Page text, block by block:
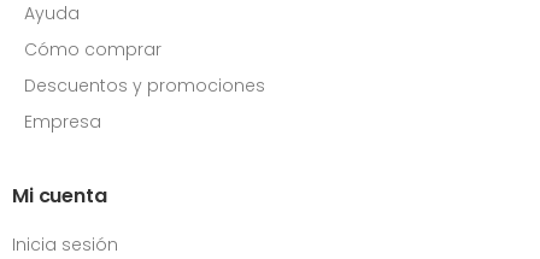
Ayuda
Cómo comprar
Descuentos y promociones
Empresa
Mi cuenta
Inicia sesión